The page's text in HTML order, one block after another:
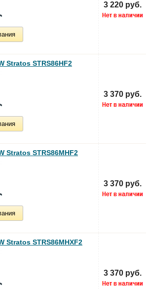
3 220 руб.
Stratos STRS86HF2
3 370 руб.
Stratos STRS86MHF2
3 370 руб.
Stratos STRS86MHXF2
3 370 руб.